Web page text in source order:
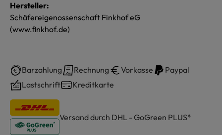
Hersteller:
Schäfereigenossenschaft Finkhof eG
(www.finkhof.de)
Barzahlung Rechnung Vorkasse
Paypal
Lastschrift
Kreditkarte
Versand durch DHL - GoGreen PLUS*